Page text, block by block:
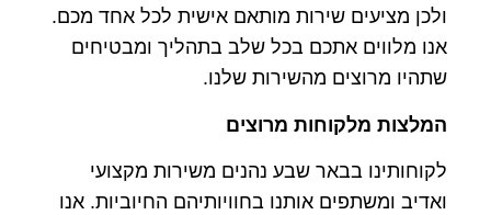
ולכן מציעים שירות מותאם אישית לכל אחד מכם.
אנו מלווים אתכם בכל שלב בתהליך ומבטיחים
שתהיו מרוצים מהשירות שלנו.
המלצות מלקוחות מרוצים
לקוחותינו בבאר שבע נהנים משירות מקצועי
ואדיב ומשתפים אותנו בחוויותיהם החיוביות. אנו